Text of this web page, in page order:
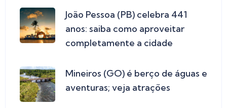
João Pessoa (PB) celebra 441
anos: saiba como aproveitar
completamente a cidade
Mineiros (GO) é berço de águas e
aventuras; veja atrações